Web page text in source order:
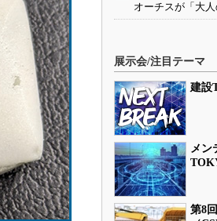
オーチスが「大
展示会/注目テーマ
建設
メン
第8